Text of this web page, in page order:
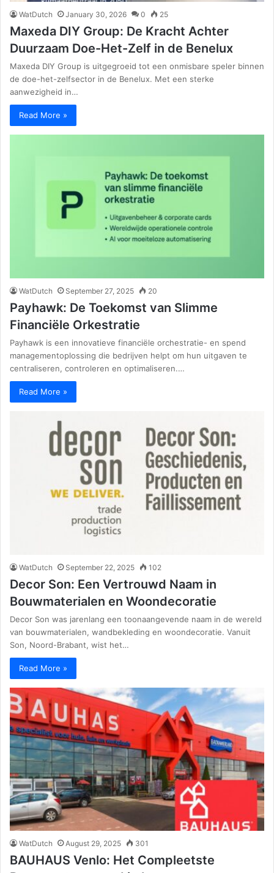
WatDutch January 30, 2026 0 25
Maxeda DIY Group: De Kracht Achter
Duurzaam Doe-Het-Zelf in de Benelux
Maxeda DIY Group is uitgegroeid tot een onmisbare speler binnen
de doe-het-zelfsector in de Benelux. Met een sterke
aanwezigheid in…
Read More »
WatDutch September 27, 2025 20
Payhawk: De Toekomst van Slimme
Financiële Orkestratie
Payhawk is een innovatieve financiële orchestratie- en spend
managementoplossing die bedrijven helpt om hun uitgaven te
centraliseren, controleren en optimaliseren.…
Read More »
WatDutch September 22, 2025 102
Decor Son: Een Vertrouwd Naam in
Bouwmaterialen en Woondecoratie
Decor Son was jarenlang een toonaangevende naam in de wereld
van bouwmaterialen, wandbekleding en woondecoratie. Vanuit
Son, Noord-Brabant, wist het…
Read More »
WatDutch August 29, 2025 301
BAUHAUS Venlo: Het Compleetste